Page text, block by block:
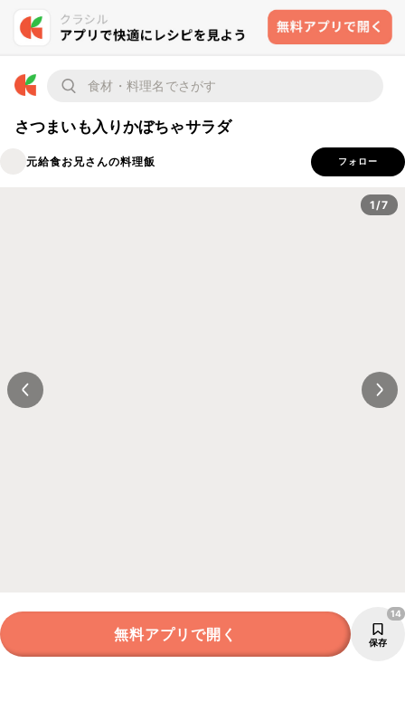
さつまいも入りかぼちゃサラダ
元給食お兄さんの料理飯 フォロー
1/7
無料アプリで開く 保存
14